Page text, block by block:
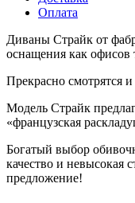
Оплата
Диваны Страйк от
оснащения как офисов
Прекрасно смотрятся
Модель Страйк
«французская
Богатый выбор
качество и невысокая
предложение!